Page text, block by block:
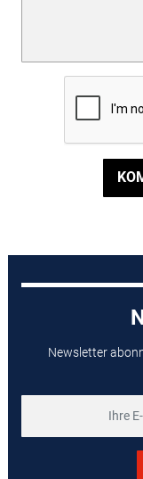
Newsletter